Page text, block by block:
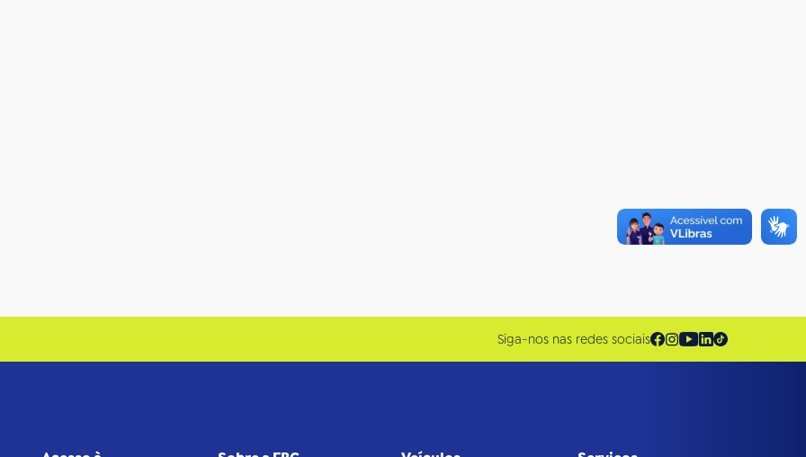
Siga-nos nas redes sociais